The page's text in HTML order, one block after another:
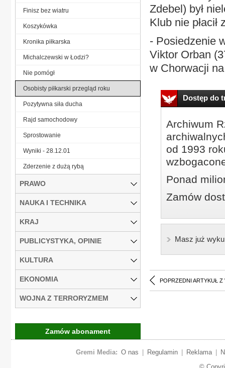
Zdebel) był
Klub nie płacił
- Posiedzenie
Viktor Orban
w Chorwacji
Dostęp do
Archiwum
od 1993
Ponad
Zamów
Masz już
POPRZEDNI ARTYKUŁ Z
Finisz bez wiatru
Koszykówka
Kronika piłkarska
Michalczewski w Łodzi?
Nie pomógł
Osobisty piłkarski przegląd roku
Pozytywna siła ducha
Rajd samochodowy
Sprostowanie
Wyniki - 28.12.01
Zderzenie z dużą rybą
PRAWO
NAUKA I TECHNIKA
KRAJ
PUBLICYSTYKA, OPINIE
KULTURA
EKONOMIA
WOJNA Z TERRORYZMEM
Zamów abonament
Gremi Media: O nas Regulamin Reklama